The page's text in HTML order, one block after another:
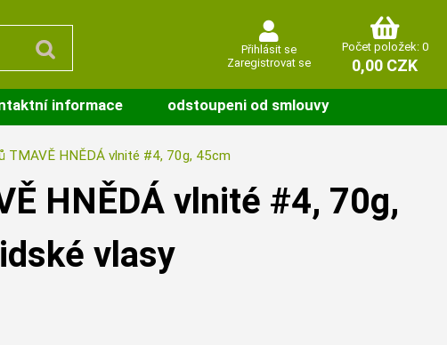
Počet položek: 0
0,00 CZK
Přihlásit se
Zaregistrovat se
informace odstoupeni od smlouvy
TMAVĚ HNĚDÁ vlnité #4, 70g, 45cm
HNĚDÁ vlnité #4, 70g,
vlasy